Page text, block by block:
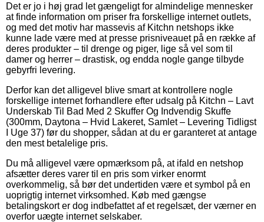
Det er jo i høj grad let gængeligt for almindelige mennesker
at finde information om priser fra forskellige internet outlets,
og med det motiv har massevis af Kitchn netshops ikke
kunne lade være med at presse prisniveauet på en række af
deres produkter – til drenge og piger, lige så vel som til
damer og herrer – drastisk, og endda nogle gange tilbyde
gebyrfri levering.
Derfor kan det alligevel blive smart at kontrollere nogle
forskellige internet forhandlere efter udsalg på Kitchn – Lavt
Underskab Til Bad Med 2 Skuffer Og Indvendig Skuffe
(300mm, Daytona – Hvid Lakeret, Samlet – Levering Tidligst
I Uge 37) før du shopper, sådan at du er garanteret at antage
den mest betalelige pris.
Du må alligevel være opmærksom på, at ifald en netshop
afsætter deres varer til en pris som virker enormt
overkommelig, så bør det undertiden være et symbol på en
uoprigtig internet virksomhed. Køb med gængse
betalingskort er dog indbefattet af et regelsæt, der værner en
overfor uægte internet selskaber.